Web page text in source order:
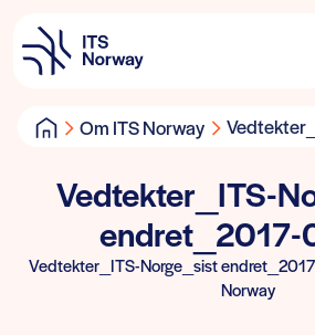
Om ITS Norway
Vedtekter_ITS-
Vedtekter_ITS-Norge_sist
Norway